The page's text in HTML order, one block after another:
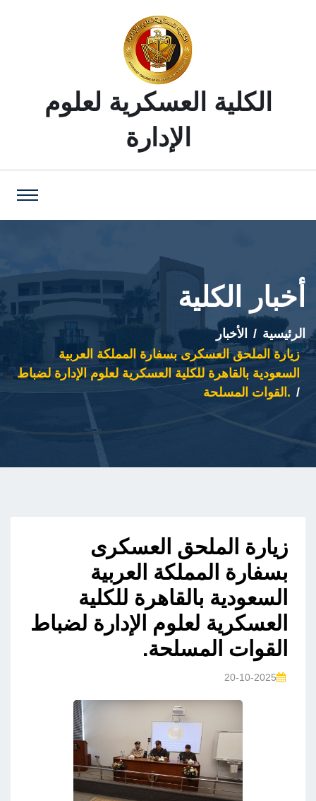
الكلية العسكرية لعلوم
الإدارة
أخبار الكلية
الرئيسية
الأخبار
زيارة الملحق العسكرى بسفارة المملكة العربية
السعودية بالقاهرة للكلية العسكرية لعلوم الإدارة لضباط
القوات المسلحة.
زيارة الملحق العسكرى
بسفارة المملكة العربية
السعودية بالقاهرة للكلية
العسكرية لعلوم الإدارة لضباط
القوات المسلحة.
20-10-2025